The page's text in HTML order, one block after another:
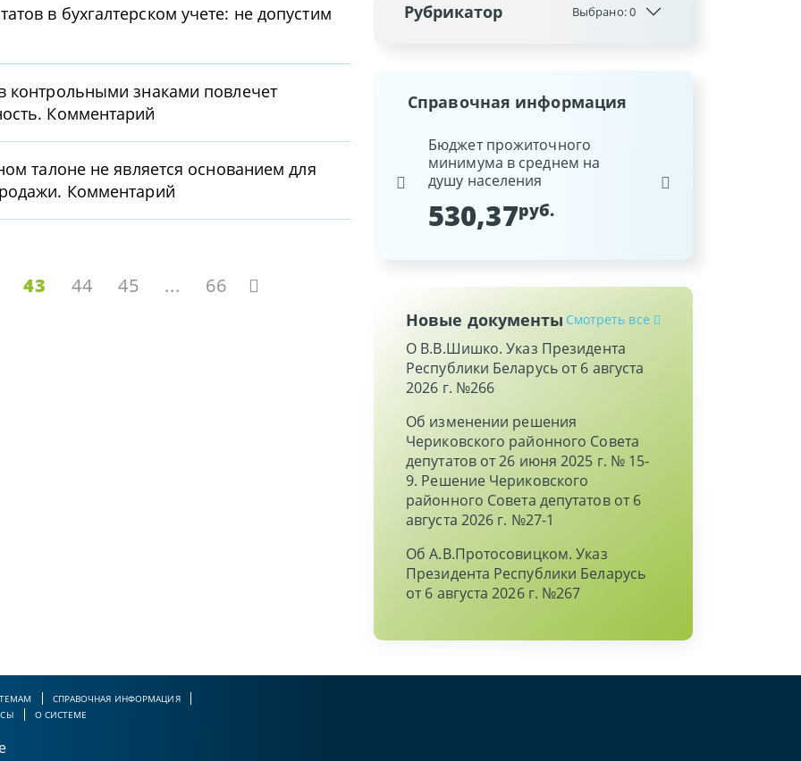
в бухгалтерском учете: не допустим
контрольными знаками повлечет
Комментарий
талоне не является основанием для
Комментарий
43 44 45 ... 66
Рубрикатор Выбрано:0
Справочная информация
Базовая арендная величина
20,03руб.
Бюджет прожиточного
минимума в среднем на
душу населения
530,37руб.
Республики Беларусь
Новые документы Смотреть все
О В.В.Шишко. Указ Президента
Республики Беларусь от 6 августа
2026 г. №266
Об изменении решения
Чериковского районного Совета
депутатов от 26 июня 2025 г. № 15-
9. Решение Чериковского
районного Совета депутатов от 6
августа 2026 г. №27-1
Об А.В.Протосовицком. Указ
Президента Республики Беларусь
от 6 августа 2026 г. №267
СПРАВОЧНАЯ ИНФОРМАЦИЯ
О СИСТЕМЕ